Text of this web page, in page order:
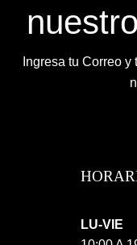
Ingresa tu Correo
LU-VIE